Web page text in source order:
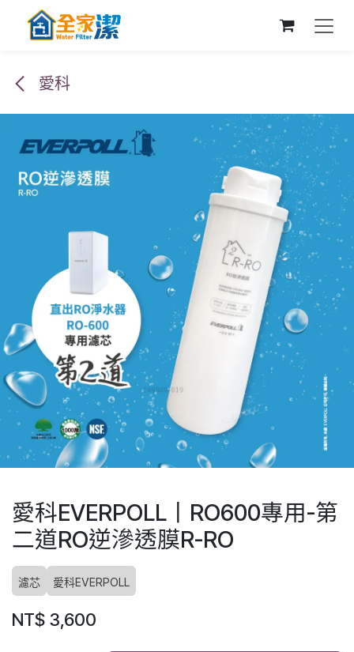
跳至內容
愛科
愛科EVERPOLL丨RO600專用-第
二道RO逆滲透膜R-RO
濾芯 愛科EVERPOLL
NT$ 3,600